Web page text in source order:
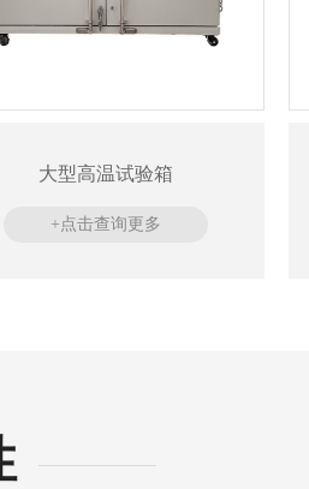
大型高温试验箱
+点击查询更多